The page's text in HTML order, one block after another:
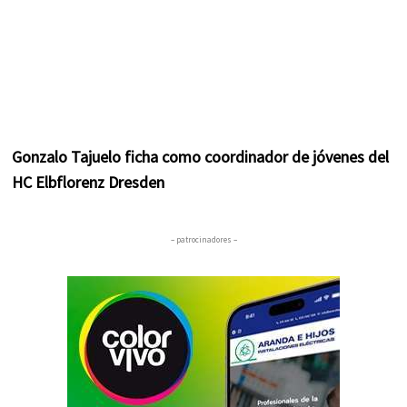
Gonzalo Tajuelo ficha como coordinador de jóvenes del
HC Elbflorenz Dresden
– patrocinadores –